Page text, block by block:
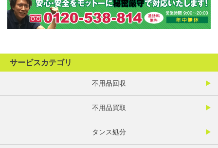
サービスカテゴリ
不用品回収
不用品買取
タンス処分